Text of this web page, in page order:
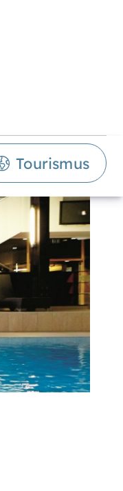
Tourismus